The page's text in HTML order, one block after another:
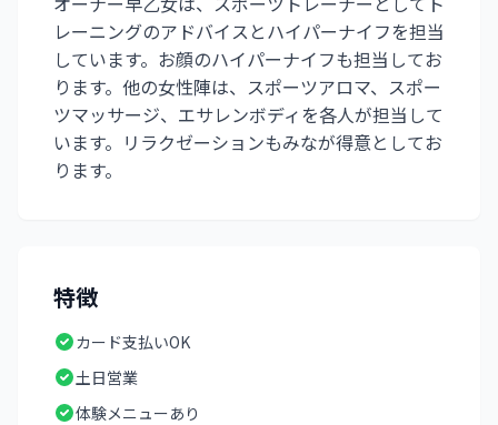
レーニングのアドバイスとハイパーナイフを担当
しています。お顔のハイパーナイフも担当してお
ります。他の女性陣は、スポーツアロマ、スポー
ツマッサージ、エサレンボディを各人が担当して
います。リラクゼーションもみなが得意としてお
ります。
特徴
カード支払いOK
土日営業
体験メニューあり